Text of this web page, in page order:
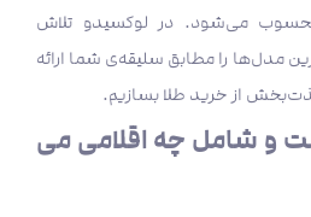
محسوب می‌شود. در لوکسیدو تلاش
مدل‌ها را مطابق سلیقه‌ی شما ارائه
از خرید طلا بسازیم.
و شامل چه اقلامی می